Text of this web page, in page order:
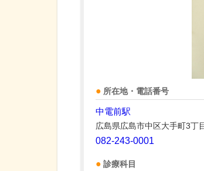
所在地・電話番号
中電前駅
広島県広島市中区大手町3丁
082-243-0001
診療科目